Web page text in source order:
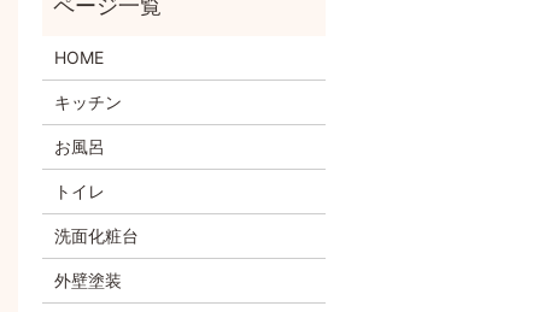
HOME
キッチン
お風呂
トイレ
洗面化粧台
外壁塗装